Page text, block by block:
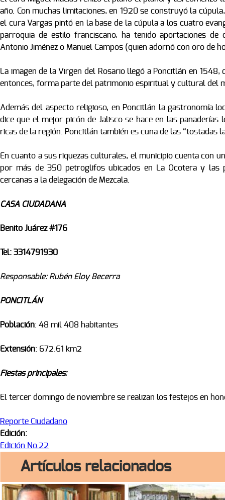
año. Con muchas limitaciones, en 1920 se construyó la
el cura Vargas pintó en la base de la cúpula a los cuatro
parroquia de estilo franciscano, ha tenido aportaciones
Antonio Jiménez o Manuel Campos (quien adornó con oro de
La imagen de la Virgen del Rosario llegó a Poncitlán en
entonces, forma parte del patrimonio espiritual y cultural del
Además del aspecto religioso, en Poncitlán la gastronomía
dice que el mejor picón de Jalisco se hace en las panaderías
ricas de la región. Poncitlán también es cuna de las “tostadas
En cuanto a sus riquezas culturales, el municipio cuenta con
por más de 350 petroglifos ubicados en La Ocotera y las
cercanas a la delegación de Mezcala.
CASA CIUDADANA
Benito Juárez #176
Tel: 3314791930
Responsable: Rubén Eloy Becerra
PONCITLÁN
Población: 48 mil 408 habitantes
Extensión: 672.61 km2
Fiestas principales:
El tercer domingo de noviembre se realizan los festejos en
Reporte Ciudadano
Edición:
Edición No.22
Artículos relacionados